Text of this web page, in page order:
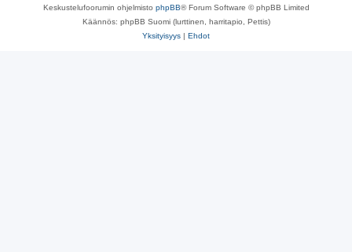
Keskustelufoorumin ohjelmisto phpBB® Forum Software © phpBB Limited
Käännös: phpBB Suomi (lurttinen, harritapio, Pettis)
Yksityisyys | Ehdot